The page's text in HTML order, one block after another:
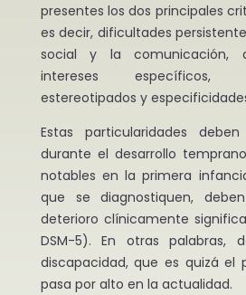
presentes los dos principales
es decir, dificultades
social y la comunicación,
intereses específicos,
estereotipados y
Estas particularidades
durante el desarrollo
notables en la primera
que se diagnostiquen,
deterioro clínicamente
DSM-5). En otras palabras,
discapacidad, que es quizá el
pasa por alto en la actualidad.